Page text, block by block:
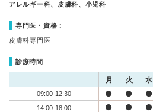
アレルギー科、皮膚科、小児科
専門医・資格：
皮膚科専門医
診療時間
月 火 水
09:00-12:30
14:00-18:00